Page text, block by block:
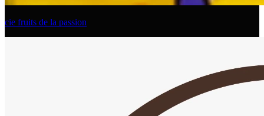
cie fruits de la passion